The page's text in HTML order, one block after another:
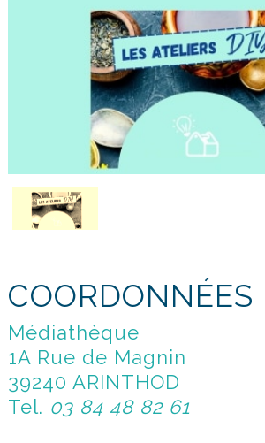
COORDONNÉES
Médiathèque
1A Rue de Magnin
39240 ARINTHOD
Tel. 03 84 48 82 61